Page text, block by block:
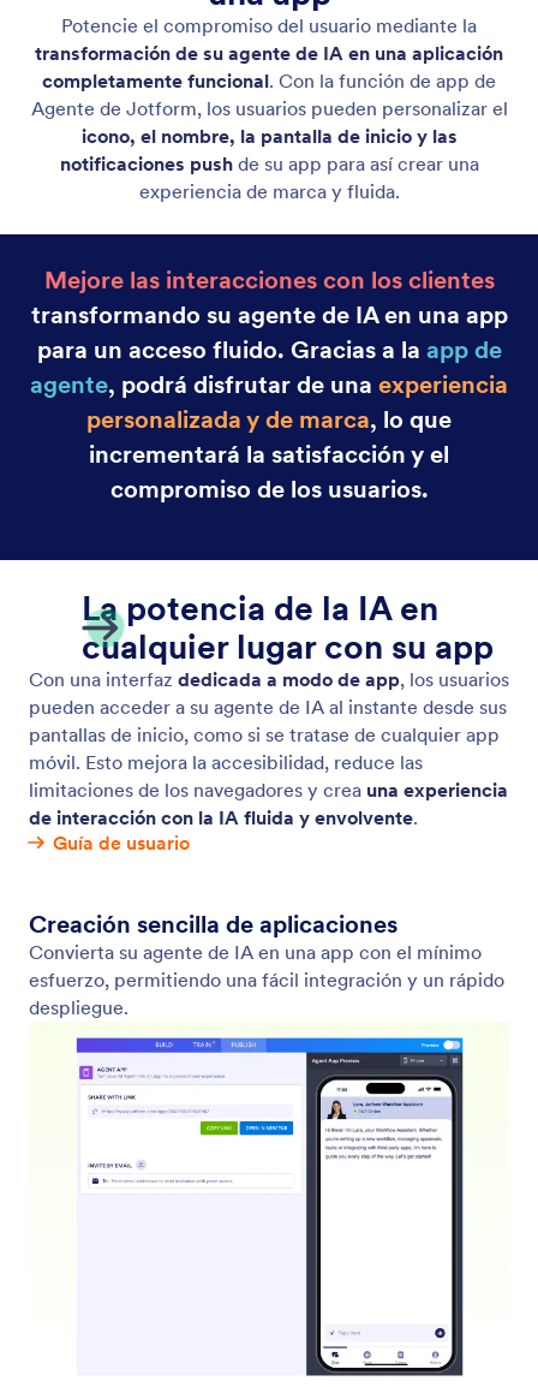
Canva Agent
Turn your Canva designs into interactive
experiences powered by AI that answers questions,
guides viewers, and supports your audience in real
time.
Chatbot
Inserte su Agente de IA como un chatbot en su sitio
web, permitiendo a los usuarios acceder a asistencia
a través de una interfaz de chat independiente.
Simplemente comparta un enlace con sus usuarios y
podrán interactuar con su agente en cualquier